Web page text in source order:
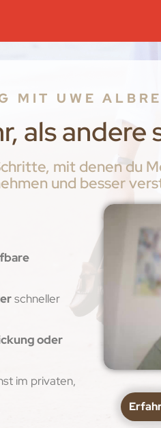
MIT UWE
als andere
mit denen du
und besser
schneller
oder
im privaten,